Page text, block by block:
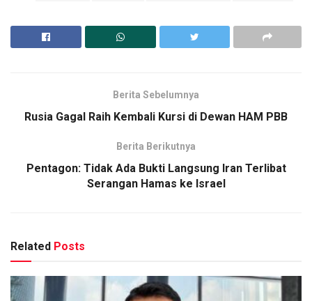
Berita Sebelumnya
Rusia Gagal Raih Kembali Kursi di Dewan HAM PBB
Berita Berikutnya
Pentagon: Tidak Ada Bukti Langsung Iran Terlibat
Serangan Hamas ke Israel
Related Posts